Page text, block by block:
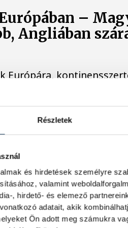
Részletek
és hirdetések személyre
valamint
, hirdető- és elemező
adatait, akik
Ön adott meg számukra
–
Angliában
Európára,
a legforróbb
Egyesült Királyságban
155 éve nem volt
szikla
az aszály hírnöke!
jelentett az
extrém szárazságra
a baljós kőtömb